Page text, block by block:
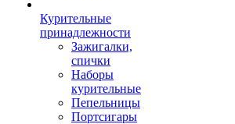
Курительные
принадлежности
Зажигалки,
спички
Наборы
курительные
Пепельницы
Портсигары